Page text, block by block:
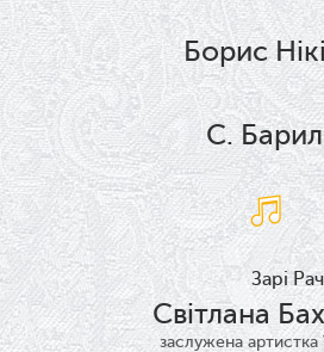
Борис
С.
Зарі Рач
Світлана
заслужена